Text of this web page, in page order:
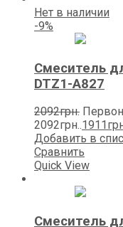
Нет в наличии
-9%
Смеситель
DTZ1-A827
2092грн.
2092грн..1911
Добавить в
Сравнить
Quick View
Смеситель